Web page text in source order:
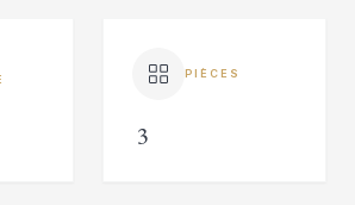
PIÈCES
3